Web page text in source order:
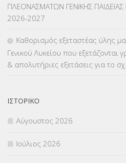
ΜΕΤΑΘΕΣΕΙΣ-ΤΟΠΟΘΕΤΗΣΕΙΣ
ΜΕΤΑΦΟΡΑ ΜΑΘΗΤΩΝ(3)
ΟΙΚΟΝΟΜΙΚΑ ΘΕΜΑΤΑ
Π.Ε.Κ. ΗΡΑΚΛΕΙΟΥ
ΠΑΝΕΛΛΑΔΙΚΕΣ ΕΞΕΤΑΣΕΙΣ
ΠΛΕΟΝΑΣΜΑΤΩΝ ΓΕΝΙΚΗΣ ΠΑΙΔΕΙΑΣ
2026-2027
Καθορισμός εξεταστέας ύλης
Γενικού Λυκείου που εξετάζονται
& απολυτήριες εξετάσεις για το
ΙΣΤΟΡΙΚΌ
Αύγουστος 2026
Ιούλιος 2026